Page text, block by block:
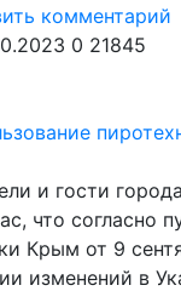
комментарий
0 21845
и гости
что согласно
Крым от 9
изменений в